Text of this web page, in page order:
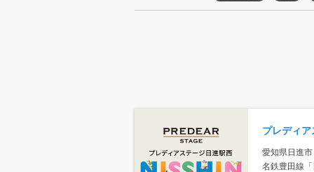
プレディ
愛知県日進市
名鉄豊田線